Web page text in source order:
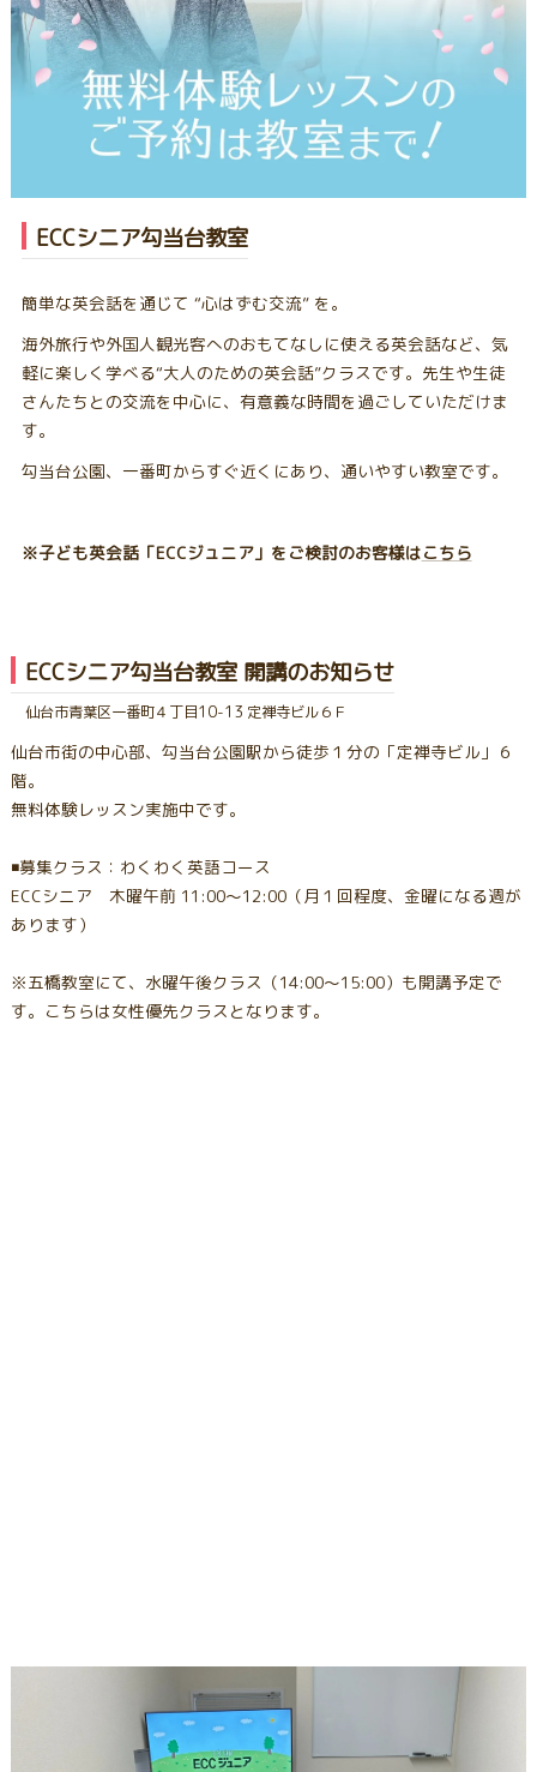
ECCシニア勾当台教室
簡単な英会話を通じて “心はずむ交流” を。
海外旅行や外国人観光客へのおもてなしに使える英会話など、気
軽に楽しく学べる“大人のための英会話”クラスです。先生や生徒
さんたちとの交流を中心に、有意義な時間を過ごしていただけま
す。
勾当台公園、一番町からすぐ近くにあり、通いやすい教室です。
※子ども英会話「ECCジュニア」をご検討のお客様はこちら
ECCシニア勾当台教室 開講のお知らせ
仙台市青葉区一番町４丁目10-13 定禅寺ビル６Ｆ
仙台市街の中心部、勾当台公園駅から徒歩１分の「定禅寺ビル」６
階。
無料体験レッスン実施中です。
◾️募集クラス：わくわく英語コース
ECCシニア 木曜午前 11:00〜12:00（月１回程度、金曜になる週が
あります）
※五橋教室にて、水曜午後クラス（14:00〜15:00）も開講予定で
す。こちらは女性優先クラスとなります。